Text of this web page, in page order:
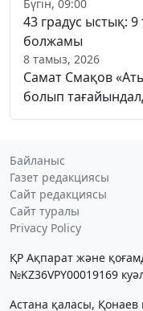
Бүгін, 09:00
43 градус ыстық:
болжамы
8 тамыз, 2026
Самат Смақов
болып
Байланыс
Газет редакциясы
Сайт редакциясы
Сайт туралы
Privacy Policy
ҚР Ақпарат және
№KZ36VPY00019169
Астана қаласы, Қонаев